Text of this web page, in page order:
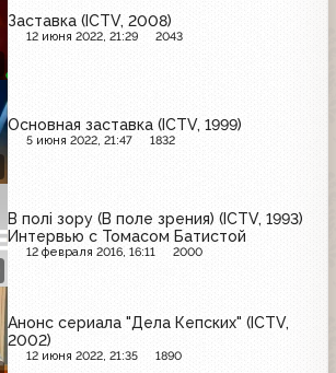
Заставка (ICTV, 2008)
12 июня 2022, 21:29 2043
Основная заставка (ICTV, 1999)
5 июня 2022, 21:47 1832
В полі зору (В поле зрения) (ICTV, 1993)
Интервью с Томасом Батистой
12 февраля 2016, 16:11 2000
Анонс сериала "Дела Кепских" (ICTV,
2002)
12 июня 2022, 21:35 1890